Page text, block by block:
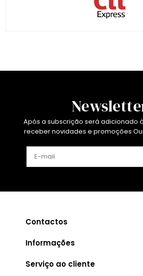
Após a subscrição será adicionado
receber novidades e promoções
Contactos
Informações
Serviço ao cliente